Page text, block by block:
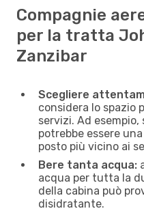
Compagnie
per la tratta
Zanzibar
Scegliere
considera lo spazio
servizi. Ad
potrebbe essere
posto più vicino ai
Bere tanta acqua:
acqua per tutta la
della cabina può
disidratante.